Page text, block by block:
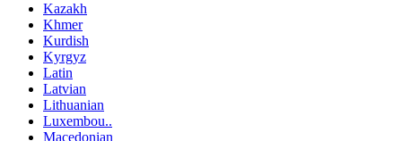
Kazakh
Khmer
Kurdish
Kyrgyz
Latin
Latvian
Lithuanian
Luxembou..
Macedonian